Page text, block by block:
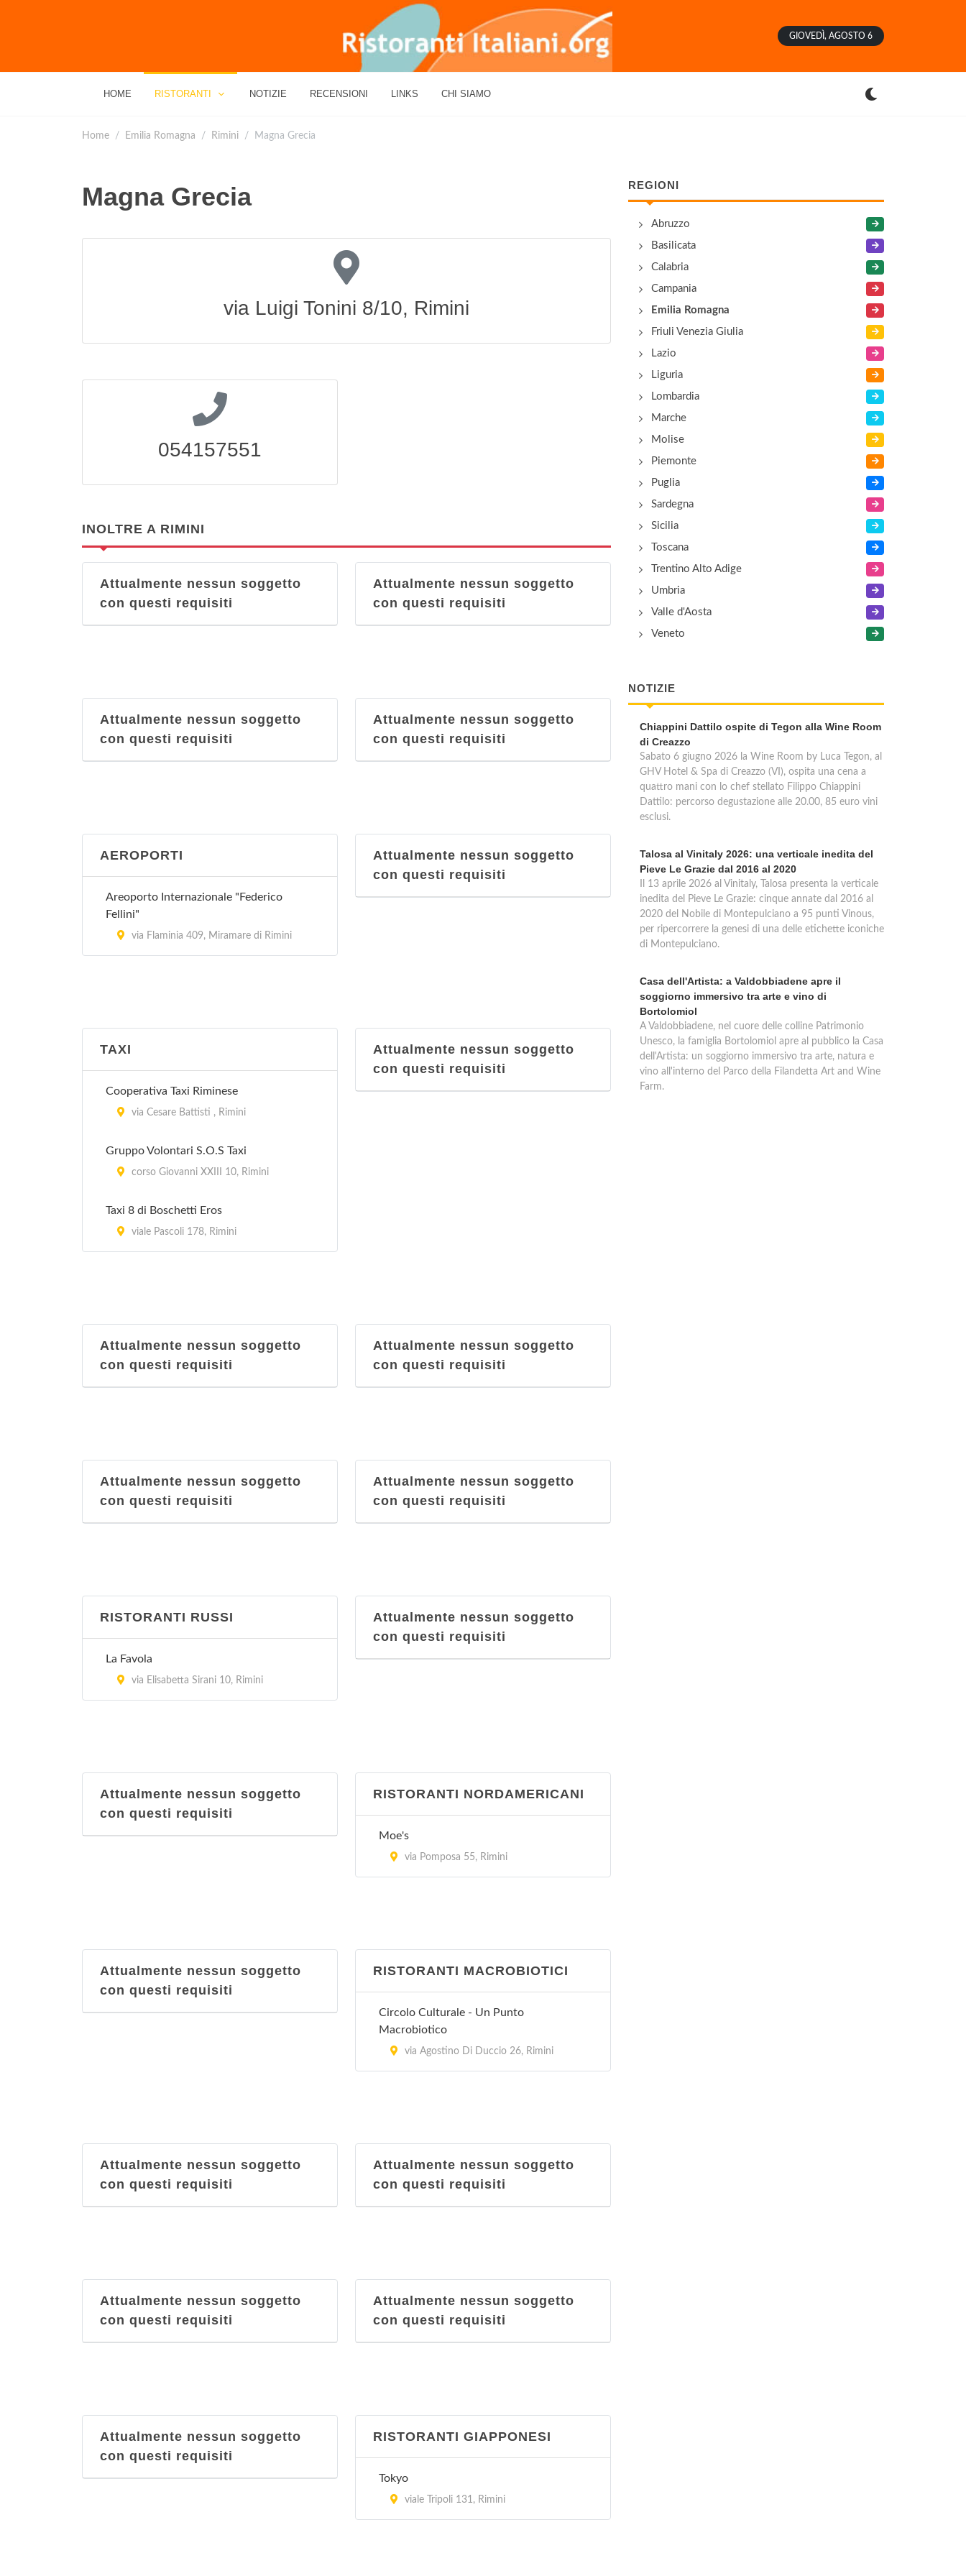
GIOVEDÌ, AGOSTO 6
HOME RISTORANTI NOTIZIE RECENSIONI LINKS CHI SIAMO
Home Emilia Romagna Rimini Magna Grecia
Magna Grecia
via Luigi Tonini 8/10, Rimini
054157551
INOLTRE A RIMINI
Attualmente nessun soggetto
con questi requisiti
Attualmente nessun soggetto
con questi requisiti
Attualmente nessun soggetto
con questi requisiti
Attualmente nessun soggetto
con questi requisiti
AEROPORTI
Areoporto Internazionale "Federico
Fellini"
via Flaminia 409, Miramare di Rimini
Attualmente nessun soggetto
con questi requisiti
TAXI
Cooperativa Taxi Riminese
via Cesare Battisti , Rimini
Gruppo Volontari S.O.S Taxi
corso Giovanni XXIII 10, Rimini
Taxi 8 di Boschetti Eros
viale Pascoli 178, Rimini
Attualmente nessun soggetto
con questi requisiti
Attualmente nessun soggetto
con questi requisiti
Attualmente nessun soggetto
con questi requisiti
Attualmente nessun soggetto
con questi requisiti
Attualmente nessun soggetto
con questi requisiti
RISTORANTI RUSSI
La Favola
via Elisabetta Sirani 10, Rimini
Attualmente nessun soggetto
con questi requisiti
Attualmente nessun soggetto
con questi requisiti
RISTORANTI NORDAMERICANI
Moe's
via Pomposa 55, Rimini
Attualmente nessun soggetto
con questi requisiti
RISTORANTI MACROBIOTICI
Circolo Culturale - Un Punto
Macrobiotico
via Agostino Di Duccio 26, Rimini
Attualmente nessun soggetto
con questi requisiti
Attualmente nessun soggetto
con questi requisiti
Attualmente nessun soggetto
con questi requisiti
Attualmente nessun soggetto
con questi requisiti
Attualmente nessun soggetto
con questi requisiti
RISTORANTI GIAPPONESI
Tokyo
viale Tripoli 131, Rimini
REGIONI
Abruzzo
Basilicata
Calabria
Campania
Emilia Romagna
Friuli Venezia Giulia
Lazio
Liguria
Lombardia
Marche
Molise
Piemonte
Puglia
Sardegna
Sicilia
Toscana
Trentino Alto Adige
Umbria
Valle d'Aosta
Veneto
NOTIZIE
Chiappini Dattilo ospite di Tegon alla Wine Room
di Creazzo
Sabato 6 giugno 2026 la Wine Room by Luca Tegon, al
GHV Hotel & Spa di Creazzo (VI), ospita una cena a
quattro mani con lo chef stellato Filippo Chiappini
Dattilo: percorso degustazione alle 20.00, 85 euro vini
esclusi.
Talosa al Vinitaly 2026: una verticale inedita del
Pieve Le Grazie dal 2016 al 2020
Il 13 aprile 2026 al Vinitaly, Talosa presenta la verticale
inedita del Pieve Le Grazie: cinque annate dal 2016 al
2020 del Nobile di Montepulciano a 95 punti Vinous,
per ripercorrere la genesi di una delle etichette iconiche
di Montepulciano.
Casa dell'Artista: a Valdobbiadene apre il
soggiorno immersivo tra arte e vino di
Bortolomiol
A Valdobbiadene, nel cuore delle colline Patrimonio
Unesco, la famiglia Bortolomiol apre al pubblico la Casa
dell'Artista: un soggiorno immersivo tra arte, natura e
vino all'interno del Parco della Filandetta Art and Wine
Farm.